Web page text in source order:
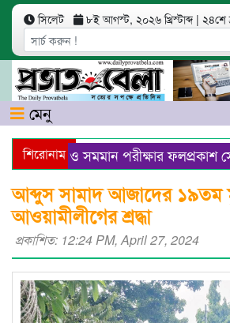
সিলেট ৮ই আগস্ট, ২০২৬ খ্রিস্টাব্দ | ২৪শে
মেনু
শিরোনাম
দাখিল ও সমমান পরীক্ষার ফলপ্রকাশ
সেন্টার ও এআইভিত্তিক বাজার চালু
আব্দুস সামাদ আজাদের ১৯তম
আওয়ামীলীগের শ্রদ্ধা
প্রকাশিত: 12:24 PM, April 27, 2024